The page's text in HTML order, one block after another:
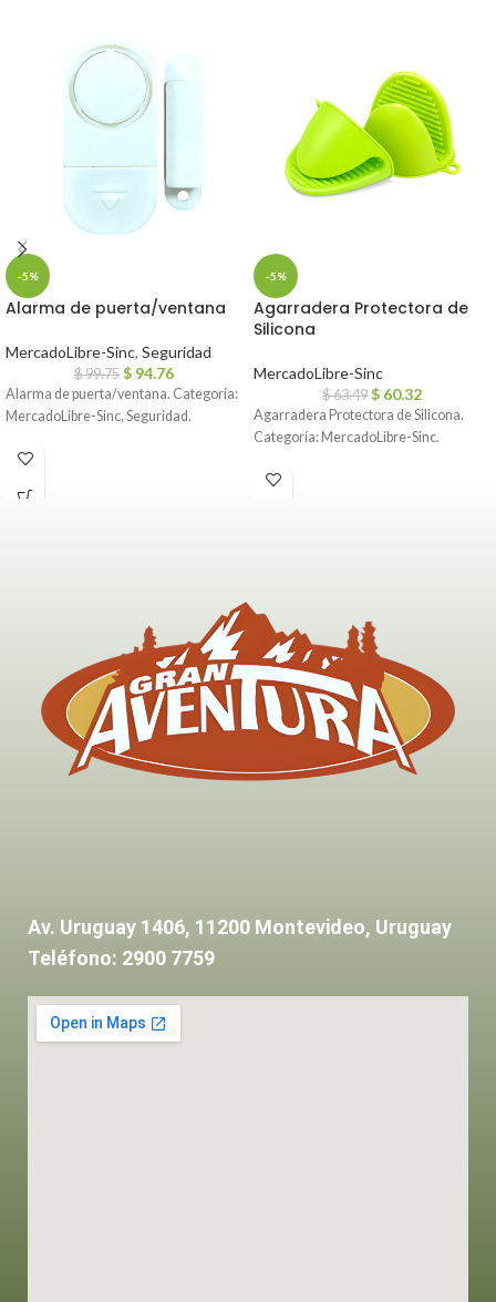
-5%
Alarma de puerta/ventana
MercadoLibre-Sinc, Seguridad
$99.75 $ 94.76
Alarma de puerta/ventana. Categoría:
MercadoLibre-Sinc, Seguridad.
-5%
Agarradera Protectora de
Silicona
MercadoLibre-Sinc
$63.49 $ 60.32
Agarradera Protectora de Silicona.
Categoría: MercadoLibre-Sinc.
Av. Uruguay 1406, 11200 Montevideo, Uruguay
Teléfono: 2900 7759